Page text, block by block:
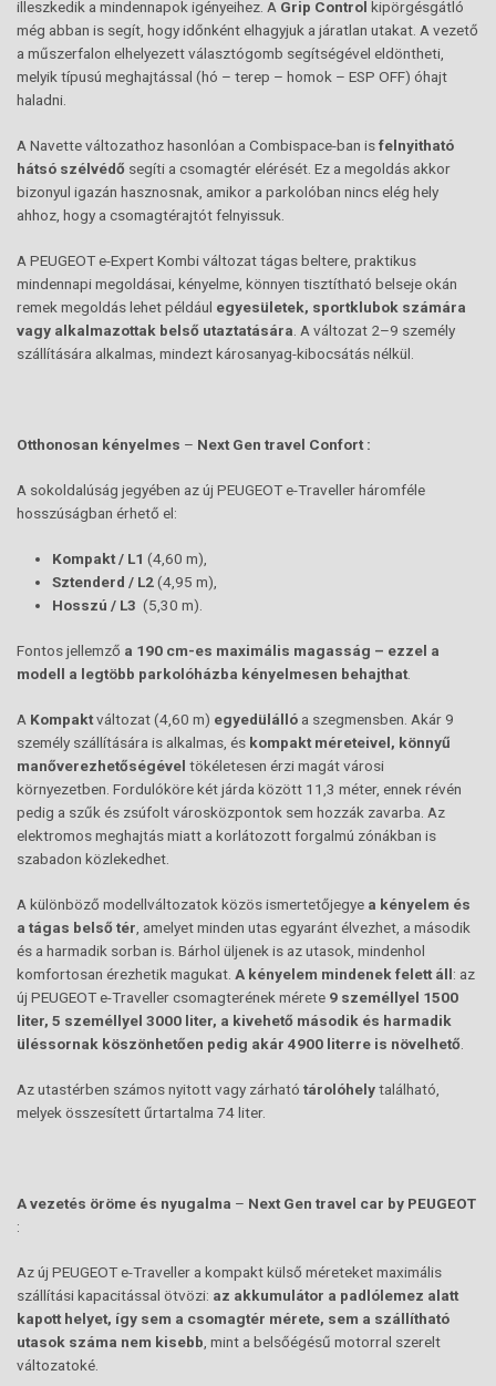
illeszkedik a mindennapok igényeihez. A Grip Control kipörgésgátló
még abban is segít, hogy időnként elhagyjuk a járatlan utakat. A vezető
a műszerfalon elhelyezett választógomb segítségével eldöntheti,
melyik típusú meghajtással (hó – terep – homok – ESP OFF) óhajt
haladni.
A Navette változathoz hasonlóan a Combispace-ban isfelnyitható
hátsó szélvédő segíti a csomagtér elérését. Ez a megoldás akkor
bizonyul igazán hasznosnak, amikor a parkolóban nincs elég hely
ahhoz, hogy a csomagtérajtót felnyissuk.
A PEUGEOT e-Expert Kombi változat tágas beltere, praktikus
mindennapi megoldásai, kényelme, könnyen tisztítható belseje okán
remek megoldás lehet például egyesületek, sportklubok számára
vagy alkalmazottak belső utaztatására . A változat 2–9 személy
szállítására alkalmas, mindezt károsanyag-kibocsátás nélkül.
Otthonosan kényelmes – Next Gen travel Confort :
A sokoldalúság jegyében az új PEUGEOT e-Traveller háromféle
hosszúságban érhető el:
Kompakt / L1 (4,60 m),
Sztenderd / L2(4,95 m),
Hosszú / L3 (5,30 m).
Fontos jellemző a 190 cm-es maximális magasság – ezzel a
modell a legtöbb parkolóházba kényelmesen behajthat
A Kompaktváltozat (4,60 m) egyedülálló a szegmensben. Akár 9
személy szállítására is alkalmas, és kompakt méreteivel, könnyű
manőverezhetőségével tökéletesen érzi magát városi
környezetben. Fordulóköre két járda között 11,3 méter, ennek révén
pedig a szűk és zsúfolt városközpontok sem hozzák zavarba. Az
elektromos meghajtás miatt a korlátozott forgalmú zónákban is
szabadon közlekedhet.
A különböző modellváltozatok közös ismertetőjegye a kényelem és
a tágas belső tér , amelyet minden utas egyaránt élvezhet, a második
és a harmadik sorban is. Bárhol üljenek is az utasok, mindenhol
komfortosan érezhetik magukat. A kényelem mindenek felett áll: az
új PEUGEOT e-Traveller csomagterének mérete 9 személlyel 1500
liter, 5 személlyel 3000 liter, a kivehető második és harmadik
üléssornak köszönhetően pedig akár 4900 literre is növelhető
Az utastérben számos nyitott vagy zárható tárolóhelytalálható,
melyek összesített űrtartalma 74 liter.
A vezetés öröme és nyugalma – Next Gen travel car by PEUGEOT
:
Az új PEUGEOT e-Traveller a kompakt külső méreteket maximális
szállítási kapacitással ötvözi: az akkumulátor a padlólemez alatt
kapott helyet, így sem a csomagtér mérete, sem a szállítható
utasok száma nem kisebb , mint a belsőégésű motorral szerelt
változatoké.